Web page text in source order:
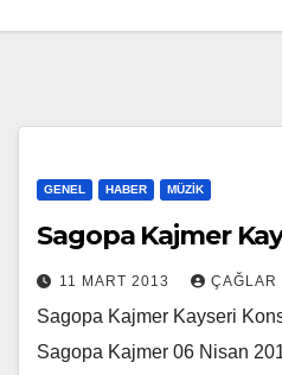
GENEL HABER MÜZIK
Sagopa Kajmer
11 MART 2013 ÇAĞLAR
Sagopa Kajmer Kayseri
Sagopa Kajmer 06 Nisan